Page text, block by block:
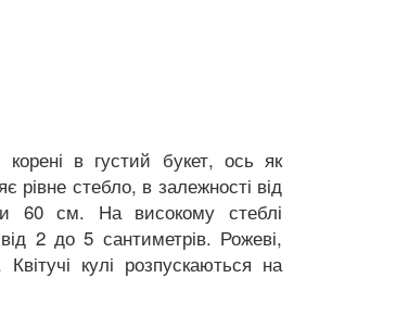
в густий букет, ось як
рівне стебло, в залежності від
60 см. На високому стеблі
2 до 5 сантиметрів. Рожеві,
кулі розпускаються на